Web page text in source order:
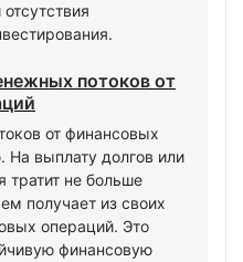
потоков от
от финансовых
На выплату долгов или
тратит не больше
получает из своих
операций. Это
финансовую